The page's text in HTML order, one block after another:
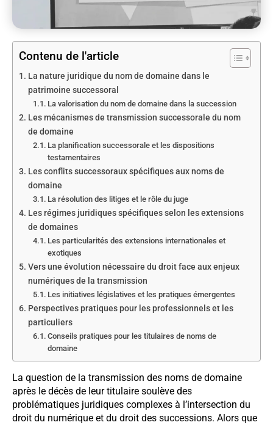
Contenu de l'article
La nature juridique du nom de domaine dans le
patrimoine successoral
La valorisation du nom de domaine dans la succession
Les mécanismes de transmission successorale du nom
de domaine
La planification successorale et les dispositions
testamentaires
Les conflits successoraux spécifiques aux noms de
domaine
La résolution des litiges et le rôle du juge
Les régimes juridiques spécifiques selon les extensions
de domaines
Les particularités des extensions internationales et
exotiques
Vers une évolution nécessaire du droit face aux enjeux
numériques de la transmission
Les initiatives législatives et les pratiques émergentes
Perspectives pratiques pour les professionnels et les
particuliers
Conseils pratiques pour les titulaires de noms de
domaine
La question de la transmission des noms de domaine
après le décès de leur titulaire soulève des
problématiques juridiques complexes à l’intersection du
droit du numérique et du droit des successions. Alors que